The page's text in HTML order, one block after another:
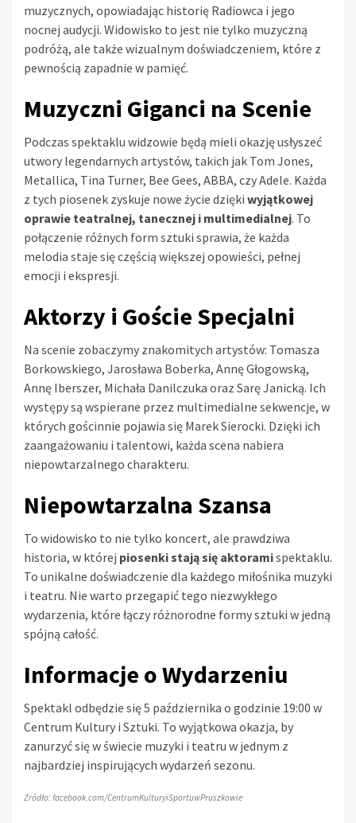
muzycznych, opowiadając historię Radiowca i jego
nocnej audycji. Widowisko to jest nie tylko muzyczną
podróżą, ale także wizualnym doświadczeniem, które z
pewnością zapadnie w pamięć.
Muzyczni Giganci na Scenie
Podczas spektaklu widzowie będą mieli okazję usłyszeć
utwory legendarnych artystów, takich jak Tom Jones,
Metallica, Tina Turner, Bee Gees, ABBA, czy Adele. Każda
z tych piosenek zyskuje nowe życie dzięki wyjątkowej
oprawie teatralnej, tanecznej i multimedialnej. To
połączenie różnych form sztuki sprawia, że każda
melodia staje się częścią większej opowieści, pełnej
emocji i ekspresji.
Aktorzy i Goście Specjalni
Na scenie zobaczymy znakomitych artystów: Tomasza
Borkowskiego, Jarosława Boberka, Annę Głogowską,
Annę Iberszer, Michała Danilczuka oraz Sarę Janicką. Ich
występy są wspierane przez multimedialne sekwencje, w
których gościnnie pojawia się Marek Sierocki. Dzięki ich
zaangażowaniu i talentowi, każda scena nabiera
niepowtarzalnego charakteru.
Niepowtarzalna Szansa
To widowisko to nie tylko koncert, ale prawdziwa
historia, w której piosenki stają się aktoramispektaklu.
To unikalne doświadczenie dla każdego miłośnika muzyki
i teatru. Nie warto przegapić tego niezwykłego
wydarzenia, które łączy różnorodne formy sztuki w jedną
spójną całość.
Informacje o Wydarzeniu
Spektakl odbędzie się 5 października o godzinie 19:00 w
Centrum Kultury i Sztuki. To wyjątkowa okazja, by
zanurzyć się w świecie muzyki i teatru w jednym z
najbardziej inspirujących wydarzeń sezonu.
Źródło: facebook.com/CentrumKulturyiSportuwPruszkowie